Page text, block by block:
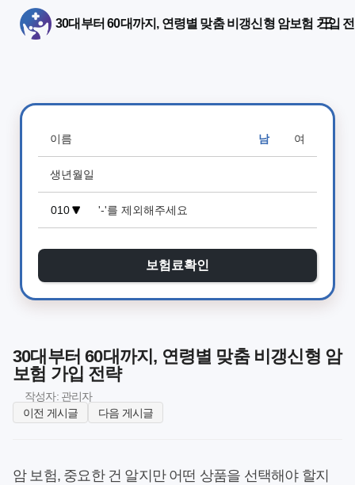
30대부터 60대까지, 연령별 맞춤 비갱신형 암보험 가입
남 여
보험료확인
30대부터 60대까지, 연령별 맞춤 비갱신형 암
보험 가입 전략
작성자: 관리자
이전 게시글
다음 게시글
암 보험, 중요한 건 알지만 어떤 상품을 선택해야 할지